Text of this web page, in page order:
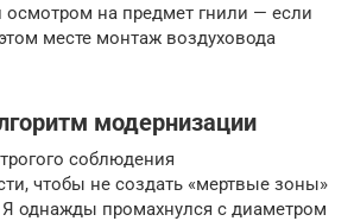
осмотром на предмет гнили — если
месте монтаж воздуховода
модернизации
соблюдения
чтобы не создать «мертвые зоны»
однажды промахнулся с диаметром